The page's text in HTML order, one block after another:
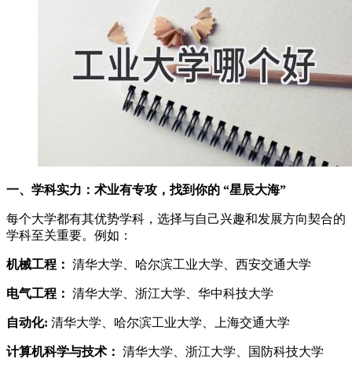
一、学科实力：术业有专攻，找到你的 “星辰大海”
每个大学都有其优势学科，选择与自己兴趣和发展方向契合的
学科至关重要。例如：
机械工程： 清华大学、哈尔滨工业大学、西安交通大学
电气工程： 清华大学、浙江大学、华中科技大学
自动化: 清华大学、哈尔滨工业大学、上海交通大学
计算机科学与技术： 清华大学、浙江大学、国防科技大学